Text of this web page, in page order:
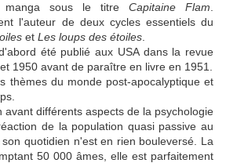
manga sous le titre Capitaine Flam
l'auteur de deux cycles essentiels du
et Les loups des étoiles
été publié aux USA dans la revue
1950 avant de paraître en livre en 1951.
thèmes du monde post-apocalyptique et
avant différents aspects de la psychologie
de la population quasi passive au
quotidien n'est en rien bouleversé. La
50 000 âmes, elle est parfaitement